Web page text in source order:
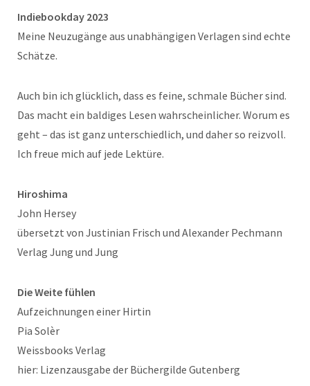
Indiebookday 2023
Meine Neuzugänge aus unabhängigen Verlagen sind echte
Schätze.
Auch bin ich glücklich, dass es feine, schmale Bücher sind.
Das macht ein baldiges Lesen wahrscheinlicher. Worum es
geht – das ist ganz unterschiedlich, und daher so reizvoll.
Ich freue mich auf jede Lektüre.
Hiroshima
John Hersey
übersetzt von Justinian Frisch und Alexander Pechmann
Verlag Jung und Jung
Die Weite fühlen
Aufzeichnungen einer Hirtin
Pia Solèr
Weissbooks Verlag
hier: Lizenzausgabe der Büchergilde Gutenberg